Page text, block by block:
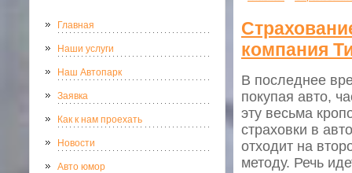
Главная
Наши услуги
Наш Автопарк
Заявка
Как к нам проехать
Новости
Авто юмор
компания
В последнее
покупая авто,
эту весьма
страховки в
отходит на
методу. Речь